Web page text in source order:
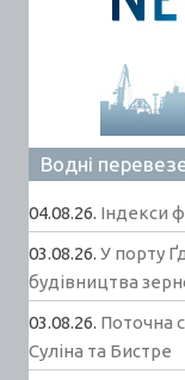
Водні
04.08.26. Індекси
03.08.26. У порту
будівництва
03.08.26. Поточна
Суліна та Бистре